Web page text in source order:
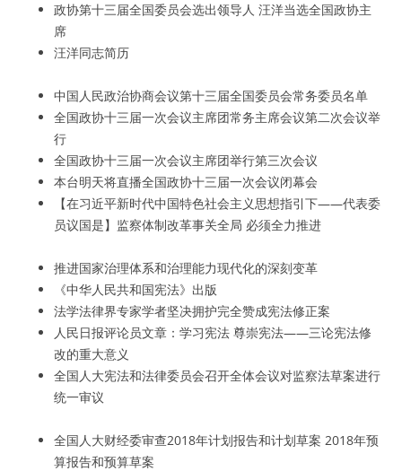
政协第十三届全国委员会选出领导人 汪洋当选全国政协主
席
汪洋同志简历
中国人民政治协商会议第十三届全国委员会常务委员名单
全国政协十三届一次会议主席团常务主席会议第二次会议举
行
全国政协十三届一次会议主席团举行第三次会议
本台明天将直播全国政协十三届一次会议闭幕会
【在习近平新时代中国特色社会主义思想指引下——代表委
员议国是】监察体制改革事关全局 必须全力推进
推进国家治理体系和治理能力现代化的深刻变革
《中华人民共和国宪法》出版
法学法律界专家学者坚决拥护完全赞成宪法修正案
人民日报评论员文章：学习宪法 尊崇宪法——三论宪法修
改的重大意义
全国人大宪法和法律委员会召开全体会议对监察法草案进行
统一审议
全国人大财经委审查2018年计划报告和计划草案 2018年预
算报告和预算草案